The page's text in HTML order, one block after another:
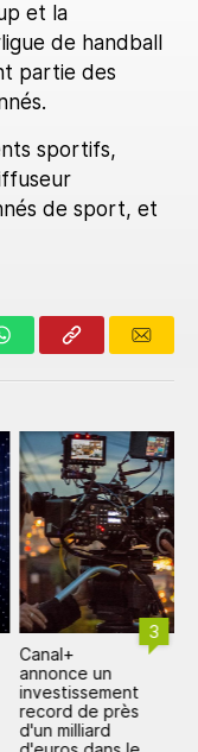
et la
de handball
partie des
sportifs,
de sport, et
3
Canal+
annonce un
investissement
record de près
d'un milliard